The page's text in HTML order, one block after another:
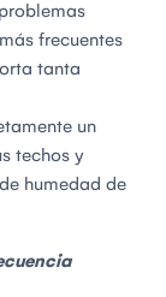
frecuentes
tanta
un
techos y
humedad de